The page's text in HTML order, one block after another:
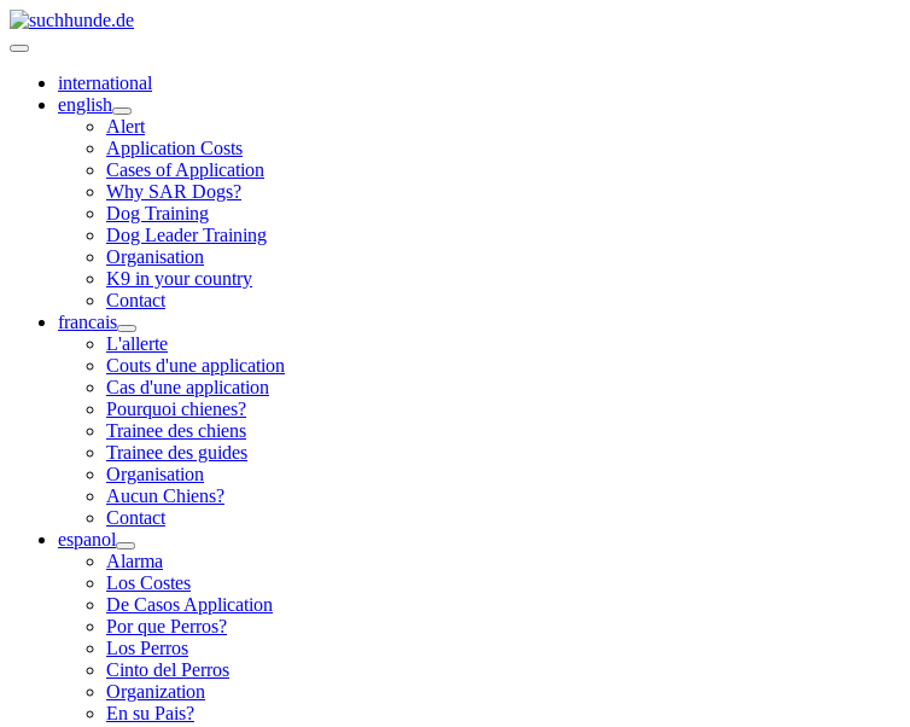
international
english
Alert
Application Costs
Cases of Application
Why SAR Dogs?
Dog Training
Dog Leader Training
Organisation
K9 in your country
Contact
francais
L'allerte
Couts d'une application
Cas d'une application
Pourquoi chienes?
Trainee des chiens
Trainee des guides
Organisation
Aucun Chiens?
Contact
espanol
Alarma
Los Costes
De Casos Application
Por que Perros?
Los Perros
Cinto del Perros
Organization
En su Pais?